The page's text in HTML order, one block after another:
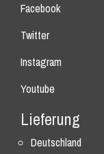
Facebook
Twitter
Instagram
Youtube
Lieferung
Deutschland